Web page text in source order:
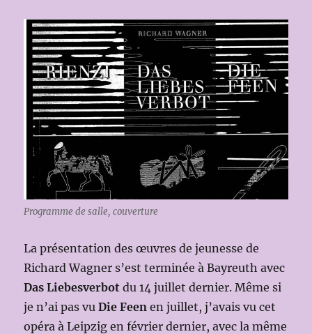
Programme de salle, couverture
La présentation des œuvres de jeunesse de
Richard Wagner s’est terminée à Bayreuth avec
Das Liebesverbot du 14 juillet dernier. Même si
je n’ai pas vuDie Feen en juillet, j’avais vu cet
opéra à Leipzig en février dernier, avec la même